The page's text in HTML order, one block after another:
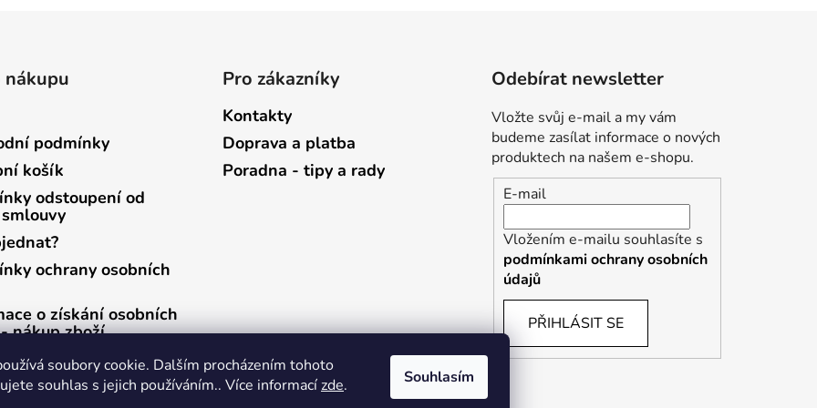
soubory cookie. Dalším procházením tohoto
souhlas s jejich používáním.. Více informacízde. Souhlasím
nákupu
podmínky
košík
odstoupení od
ochrany osobních
o získání osobních
nákup zboží
o získání osobních
zasílání newsletterů
Pro zákazníky
Kontakty
Doprava a platba
Poradna - tipy a rady
Odebírat newsletter
Vložte svůj e-mail a my vám
budeme zasílat informace o nových
produktech na našem e-shopu.
E-mail
Vložením e-mailu souhlasíte s
podmínkami ochrany osobních
údajů
PŘIHLÁSIT SE